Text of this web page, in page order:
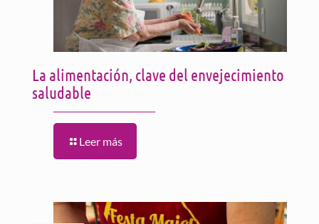
La alimentación, clave del envejecimiento
saludable
Leer más